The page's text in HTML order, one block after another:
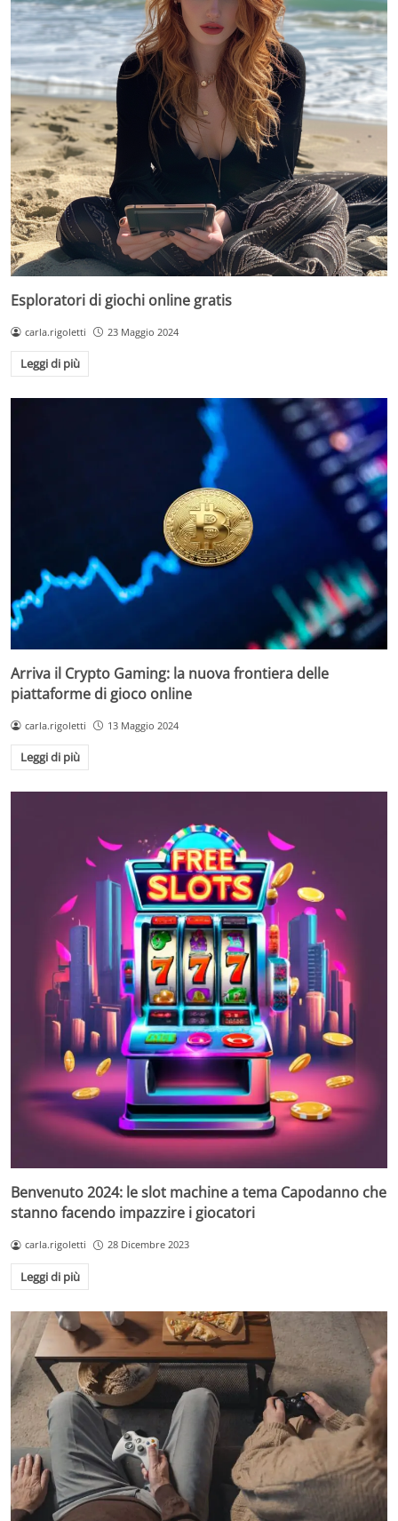
Esploratori di giochi online gratis
carla.rigoletti 23 Maggio 2024
Leggi di più
Arriva il Crypto Gaming: la nuova frontiera delle
piattaforme di gioco online
carla.rigoletti 13 Maggio 2024
Leggi di più
Benvenuto 2024: le slot machine a tema Capodanno che
stanno facendo impazzire i giocatori
carla.rigoletti 28 Dicembre 2023
Leggi di più